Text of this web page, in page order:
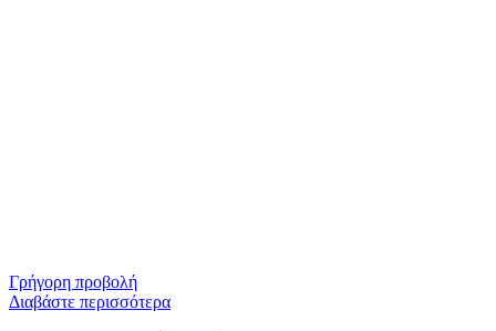
Γρήγορη προβολή
Διαβάστε περισσότερα